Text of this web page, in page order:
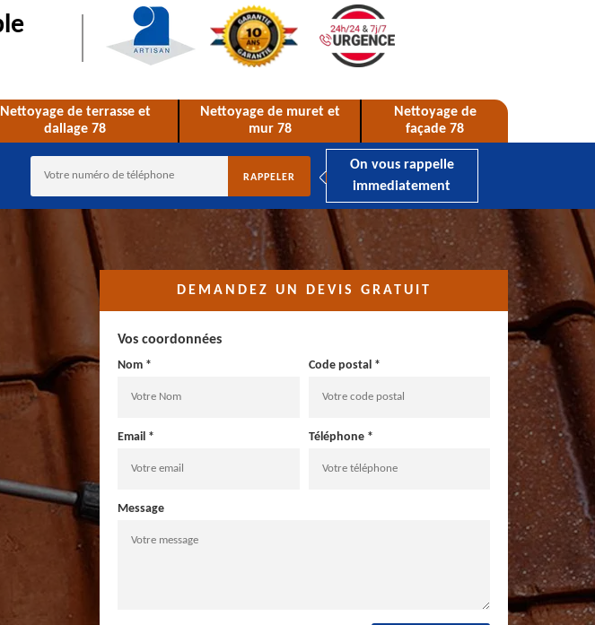
Nettoyage de terrasse et
dallage 78
Nettoyage de muret et
mur 78
Nettoyage de
façade 78
On vous rappelle
immediatement
DEMANDEZ UN DEVIS GRATUIT
Vos coordonnées
Nom * Code postal *
Email * Téléphone *
Message